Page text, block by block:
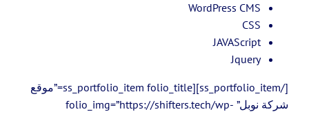
WordPress CMS
CSS
JAVAScript
Jquery
[/ss_portfolio_item][ss_portfolio_item folio_title=”موقع
شركة نوبل” folio_img=”https://shifters.tech/wp-